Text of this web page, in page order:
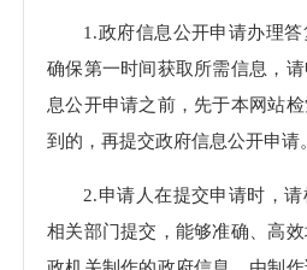
1.政府信息公开申请办理
确保第一时间获取所需信息，
息公开申请之前，先于本网站
到的，再提交政府信息公开申请。
2.申请人在提交申请时，
相关部门提交，能够准确、高